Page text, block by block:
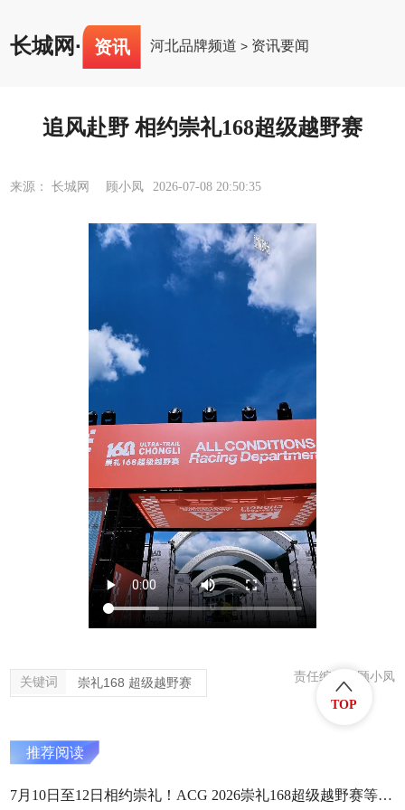
长城网· 资讯 河北品牌频道 > 资讯要闻
追风赴野 相约崇礼168超级越野赛
来源： 长城网 顾小凤 2026-07-08 20:50:35
关键词 崇礼168 超级越野赛 责任编辑：顾小凤
推荐阅读
7月10日至12日相约崇礼！ACG 2026崇礼168超级越野赛等你来野
TOP